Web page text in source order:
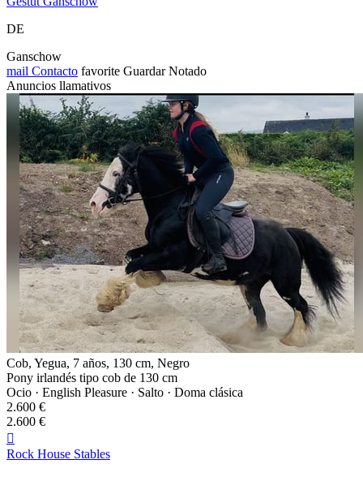
DE
Ganschow
mail Contacto favorite Guardar Notado
Anuncios llamativos
Cob, Yegua, 7 años, 130 cm, Negro
Pony irlandés tipo cob de 130 cm
Ocio · English Pleasure · Salto · Doma clásica
2.600 €
2.600 €

Rock House Stables